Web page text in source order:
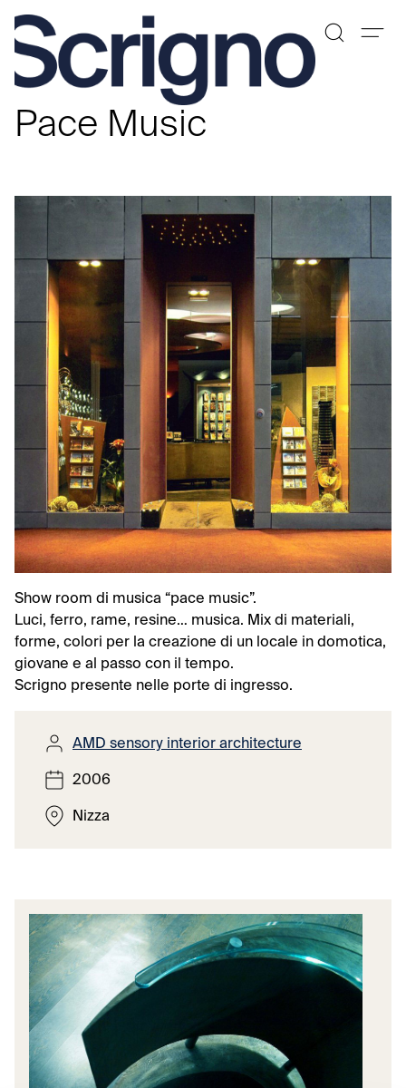
Vai
contenuto
Pace Music
Show room di musica “pace music”.
Luci, ferro, rame, resine… musica. Mix di materiali,
forme, colori per la creazione di un locale in domotica,
giovane e al passo con il tempo.
Scrigno presente nelle porte di ingresso.
AMD sensory interior architecture
2006
Nizza